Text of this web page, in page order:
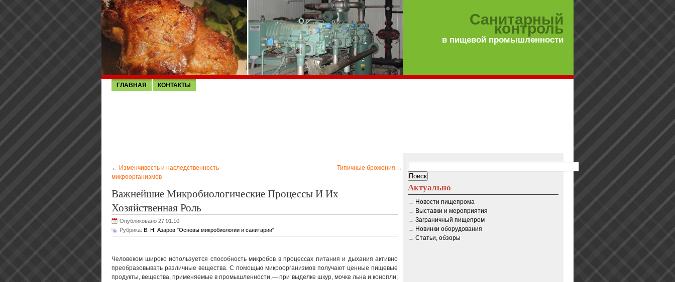
Санитарный
контроль
в пищевой промышленности
ГЛАВНАЯ КОНТАКТЫ
← Изменчивость и наследственность
микроорганизмов
Типичные брожения →
Важнейшие Микробиологические Процессы И Их
Хозяйственная Роль
Опубликовано 27.01.10
Рубрика: В. Н. Азаров "Основы микробиологии и санитарии"
Человеком широко используется способность микробов в процессах питания и дыхания активно
преобразовывать различные вещества. С помощью микроорганизмов получают ценные пищевые
продукты, вещества, применяемые в промышленности,— при выделке шкур, мочке льна и конопли;
Актуально
→ Новости пищепрома
→ Выставки и мероприятия
→ Заграничный пищепром
→ Новинки оборудования
→ Статьи, обзоры